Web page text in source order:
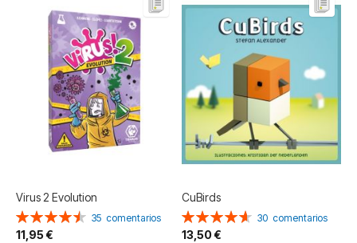
Virus 2 Evolution
Valoración:
91%
35 comentarios
11,95 €
CuBirds
Valoración:
93%
30 comentarios
13,50 €